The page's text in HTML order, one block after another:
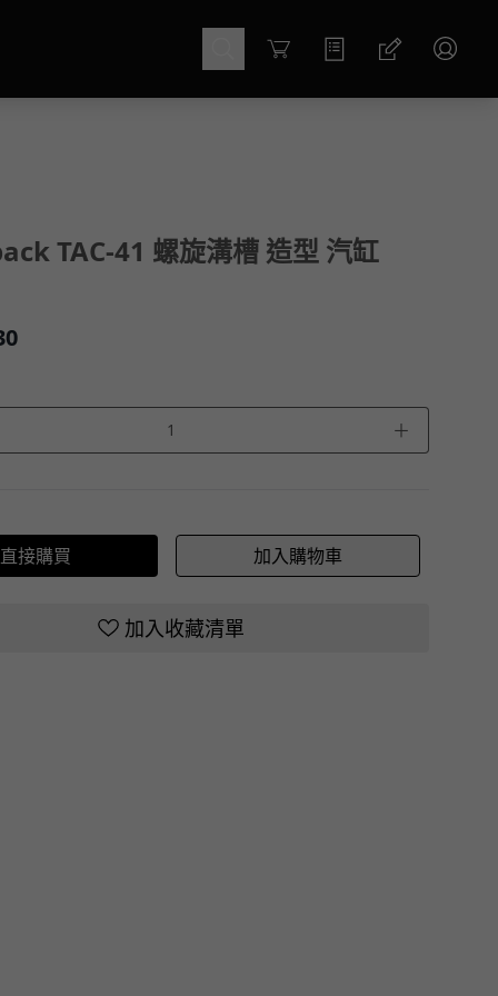
Cart
TAC-41 螺旋溝槽 造型 汽缸
＋
直接購買 加入購物車
加入收藏清單